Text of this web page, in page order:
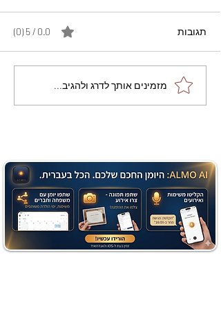
מתכון מנצח עוגת מייפל
שוקולד בחושה וקלה - זיוה
תגובות 0.0 / 5 ‏(0)
מזמינים אותך לדרג ולהגיב...